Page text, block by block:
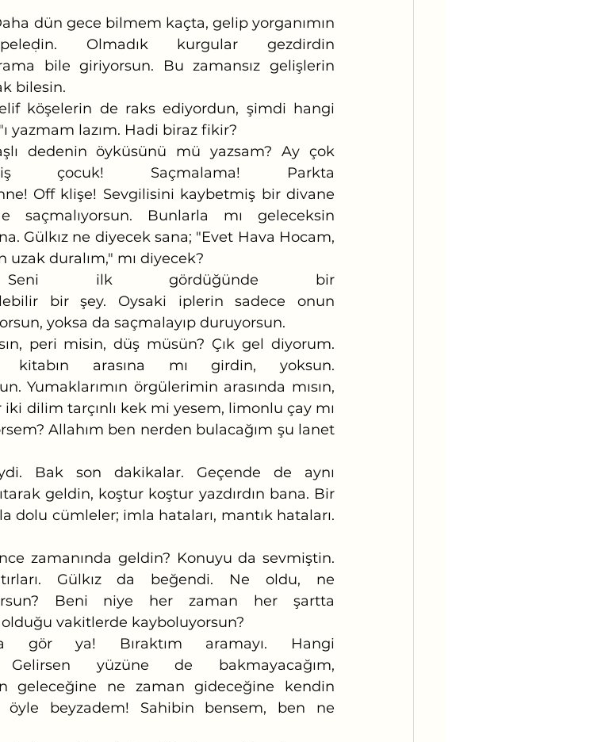
Olmadık kurgular gezdirdin
bile giriyorsun. Bu zamansız gelişlerin
bilesin.
lazım. Hadi biraz fikir?
çocuk! Saçmalama! Parkta
Off klişe! Sevgilisini kaybetmiş bir divane
saçmalıyorsun. Bunlarla mı geleceksin
Gülkız ne diyecek sana; "Evet Hava Hocam,
uzak duralım," mı diyecek?
ilk gördüğünde bir
bir şey. Oysaki iplerin sadece onun
yoksa da saçmalayıp duruyorsun.
arasına mı girdin, yoksun.
Yumaklarımın örgülerimin arasında mısın,
dilim tarçınlı kek mi yesem, limonlu çay mı
Allahım ben nerden bulacağım şu lanet
geldin, koştur koştur yazdırdın bana. Bir
dolu cümleler; imla hataları, mantık hataları.
Gülkız da beğendi. Ne oldu, ne
Beni niye her zaman her şartta
vakitlerde kayboluyorsun?
yüzüne de bakmayacağım,
geleceğine ne zaman gideceğine kendin
öyle beyzadem! Sahibin bensem, ben ne